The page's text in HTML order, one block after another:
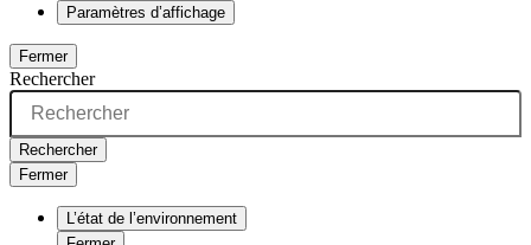
Paramètres d’affichage
Fermer
Rechercher
Rechercher
Fermer
L’état de l’environnement